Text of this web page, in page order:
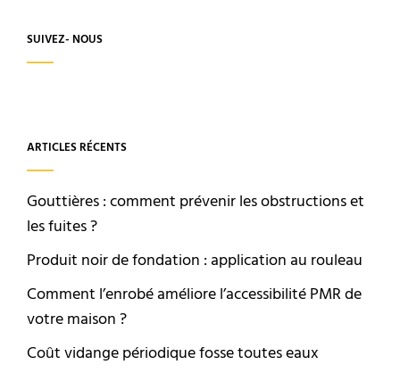
SUIVEZ- NOUS
ARTICLES RÉCENTS
Gouttières : comment prévenir les obstructions et
les fuites ?
Produit noir de fondation : application au rouleau
Comment l’enrobé améliore l’accessibilité PMR de
votre maison ?
Coût vidange périodique fosse toutes eaux